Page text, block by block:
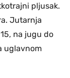
pljusak.
Jutarnja
na jugu do
uglavnom